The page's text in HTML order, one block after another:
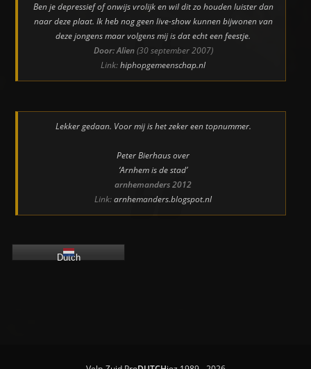
Ben je depressief of onwijs vrolijk en wil dit zo houden luister dan
naar deze plaat. Ik heb nog geen live-show kunnen bijwonen van
deze jongens maar volgens mij is dat echt een feestje.
Door: Alien(30 september 2007)
Link:hiphopgemeenschap.nl
Lekker gedaan. Voor mij is het zeker een topnummer.
Peter Bierhaus over
‘Arnhem is de stad’
arnhemanders 2012
Link:arnhemanders.blogspot.nl
Dutch